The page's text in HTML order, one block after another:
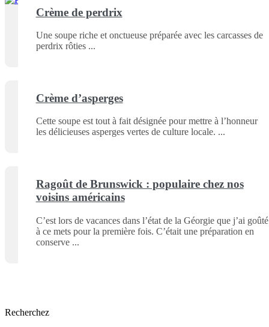
Crème de perdrix
Une soupe riche et onctueuse préparée avec les carcasses de
perdrix rôties
Crème d’asperges
Cette soupe est tout à fait désignée pour mettre à l’honneur
les délicieuses asperges vertes de culture locale.
Ragoût de Brunswick : populaire chez nos
voisins américains
C’est lors de vacances dans l’état de la Géorgie que j’ai goûté
à ce mets pour la première fois. C’était une préparation en
conserve
Recherchez